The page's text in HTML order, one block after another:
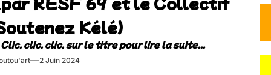
Kélé)
2 Juin 2024